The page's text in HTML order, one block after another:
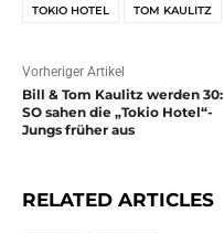
TOKIO HOTEL TOM KAULITZ
Vorheriger Artikel
Bill & Tom Kaulitz werden 30:
SO sahen die „Tokio Hotel“-
Jungs früher aus
RELATED ARTICLES